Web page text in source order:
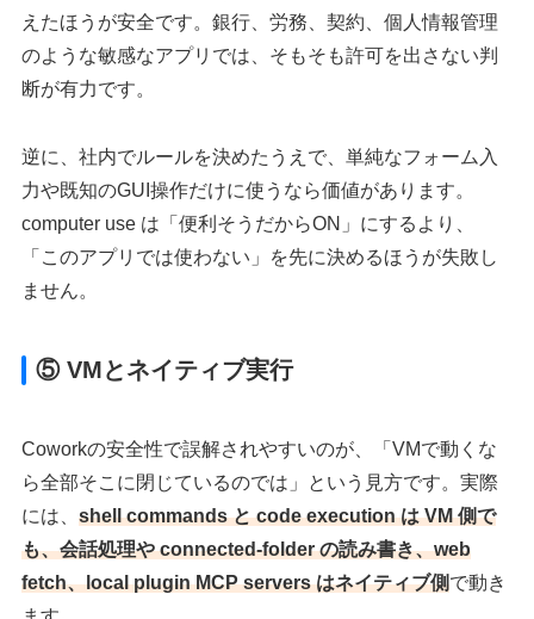
えたほうが安全です。銀行、労務、契約、個人情報管理
のような敏感なアプリでは、そもそも許可を出さない判
断が有力です。
逆に、社内でルールを決めたうえで、単純なフォーム入
力や既知のGUI操作だけに使うなら価値があります。
computer use は「便利そうだからON」にするより、
「このアプリでは使わない」を先に決めるほうが失敗し
ません。
⑤ VMとネイティブ実行
Coworkの安全性で誤解されやすいのが、「VMで動くな
ら全部そこに閉じているのでは」という見方です。実際
には、shell commands と code execution は VM 側で
も、会話処理や connected-folder の読み書き、web
fetch、local plugin MCP servers はネイティブ側で動き